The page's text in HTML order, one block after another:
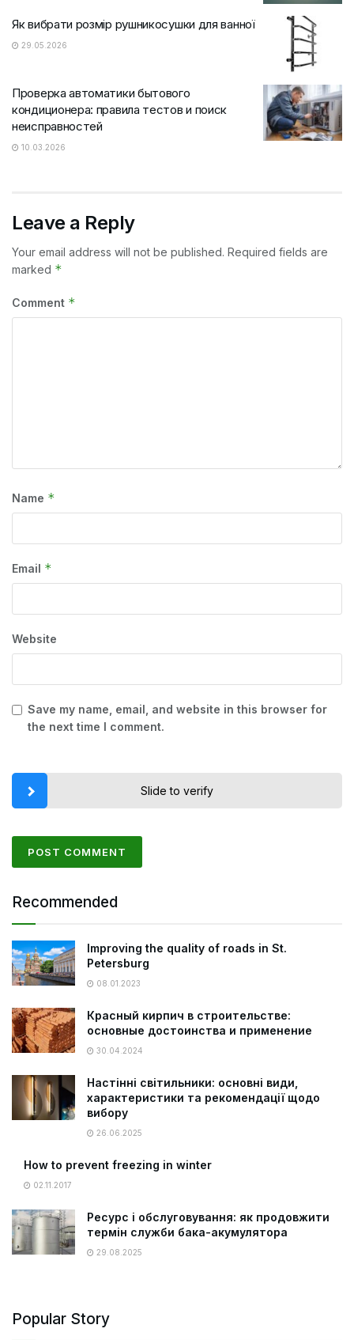
Як вибрати розмір рушникосушки для ванної
29.05.2026
Проверка автоматики бытового
кондиционера: правила тестов и поиск
неисправностей
10.03.2026
Leave a Reply
Your email address will not be published. Required fields are
marked *
Comment *
Name *
Email *
Website
Save my name, email, and website in this browser for
the next time I comment.
Slide to verify
Recommended
Improving the quality of roads in St.
Petersburg
08.01.2023
Красный кирпич в строительстве:
основные достоинства и применение
30.04.2024
Настінні світильники: основні види,
характеристики та рекомендації щодо
вибору
26.06.2025
How to prevent freezing in winter
02.11.2017
Ресурс і обслуговування: як продовжити
термін служби бака-акумулятора
29.08.2025
Popular Story